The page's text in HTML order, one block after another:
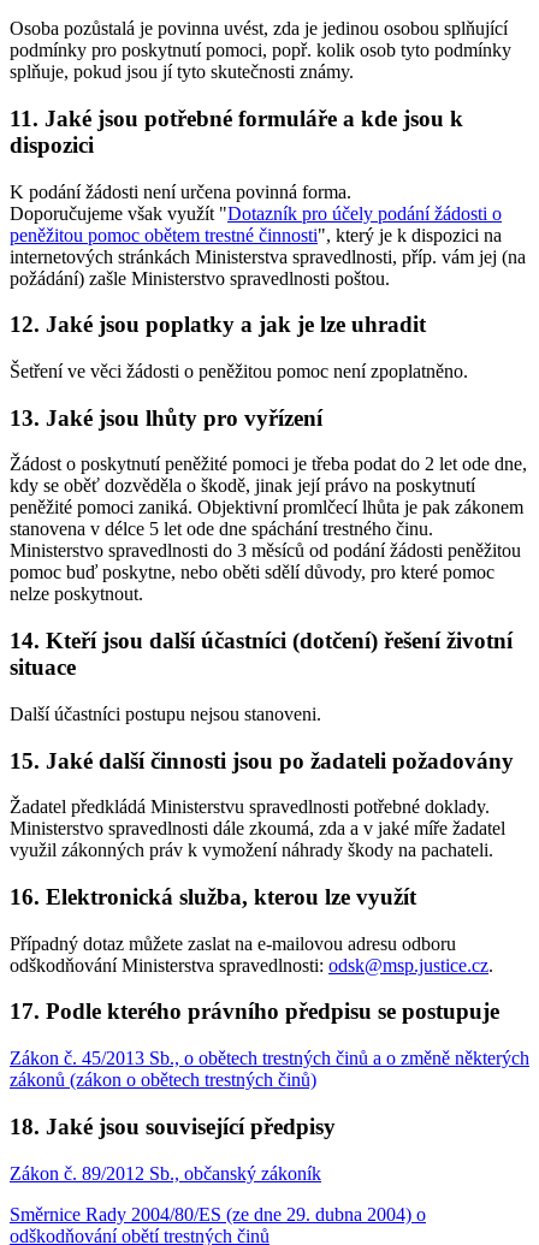
Osoba pozůstalá je povinna uvést, zda je jedinou osobou splňující
podmínky pro poskytnutí pomoci, popř. kolik osob tyto podmínky
splňuje, pokud jsou jí tyto skutečnosti známy.
11. Jaké jsou potřebné formuláře a kde jsou k
dispozici
K podání žádosti není určena povinná forma.
Doporučujeme však využít "Dotazník pro účely podání žádosti o
peněžitou pomoc obětem trestné činnosti", který je k dispozici na
internetových stránkách Ministerstva spravedlnosti, příp. vám jej (na
požádání) zašle Ministerstvo spravedlnosti poštou.
12. Jaké jsou poplatky a jak je lze uhradit
Šetření ve věci žádosti o peněžitou pomoc není zpoplatněno.
13. Jaké jsou lhůty pro vyřízení
Žádost o poskytnutí peněžité pomoci je třeba podat do 2 let ode dne,
kdy se oběť dozvěděla o škodě, jinak její právo na poskytnutí
peněžité pomoci zaniká. Objektivní promlčecí lhůta je pak zákonem
stanovena v délce 5 let ode dne spáchání trestného činu.
Ministerstvo spravedlnosti do 3 měsíců od podání žádosti peněžitou
pomoc buď poskytne, nebo oběti sdělí důvody, pro které pomoc
nelze poskytnout.
14. Kteří jsou další účastníci (dotčení) řešení životní
situace
Další účastníci postupu nejsou stanoveni.
15. Jaké další činnosti jsou po žadateli požadovány
Žadatel předkládá Ministerstvu spravedlnosti potřebné doklady.
Ministerstvo spravedlnosti dále zkoumá, zda a v jaké míře žadatel
využil zákonných práv k vymožení náhrady škody na pachateli.
16. Elektronická služba, kterou lze využít
Případný dotaz můžete zaslat na e-mailovou adresu odboru
odškodňování Ministerstva spravedlnosti: odsk@msp.justice.cz.
17. Podle kterého právního předpisu se postupuje
Zákon č. 45/2013 Sb., o obětech trestných činů a o změně některých
zákonů (zákon o obětech trestných činů)
18. Jaké jsou související předpisy
Zákon č. 89/2012 Sb., občanský zákoník
Směrnice Rady 2004/80/ES (ze dne 29. dubna 2004) o
odškodňování obětí trestných činů